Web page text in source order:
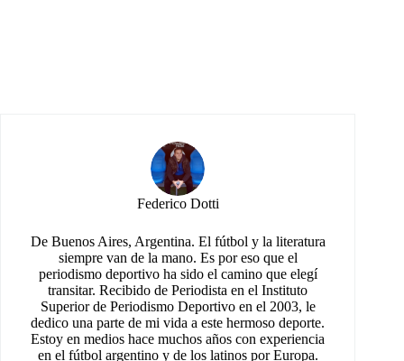
Federico Dotti
De Buenos Aires, Argentina. El fútbol y la literatura
siempre van de la mano. Es por eso que el
periodismo deportivo ha sido el camino que elegí
transitar. Recibido de Periodista en el Instituto
Superior de Periodismo Deportivo en el 2003, le
dedico una parte de mi vida a este hermoso deporte.
Estoy en medios hace muchos años con experiencia
en el fútbol argentino y de los latinos por Europa.